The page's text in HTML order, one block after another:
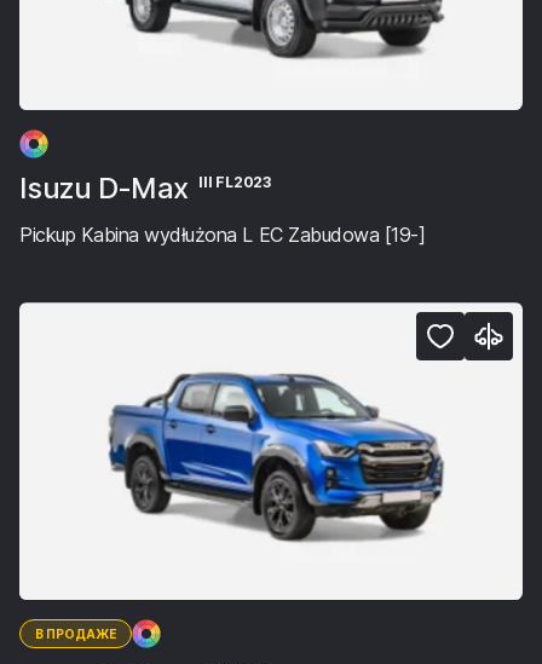
Isuzu D-Max III FL2023
Pickup Kabina wydłużona L EC Zabudowa [19-]
В ПРОДАЖЕ